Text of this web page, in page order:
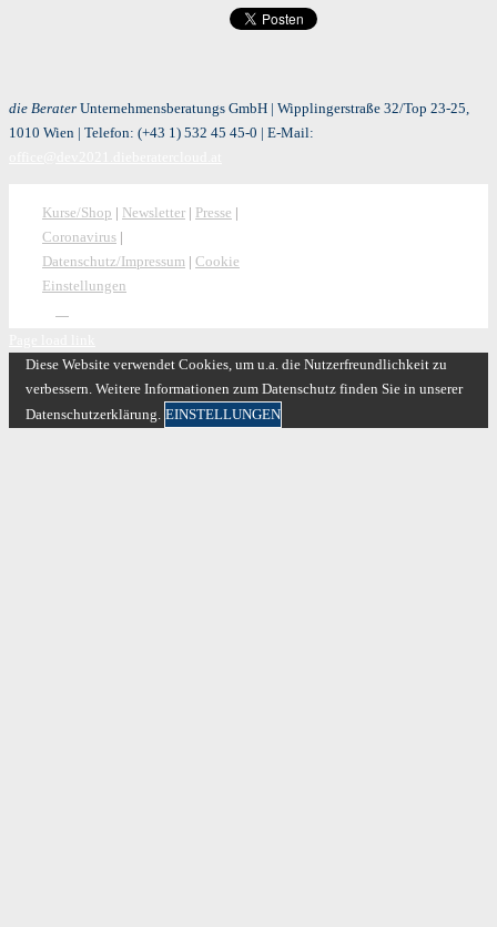
die Berater Unternehmensberatungs GmbH | Wipplingerstraße 32/Top 23-25,
1010 Wien | Telefon: (+43 1) 532 45 45-0 | E-Mail:
Kurse/Shop | Newsletter | Presse |
Coronavirus |
Datenschutz/Impressum | Cookie
Einstellungen
Diese Website verwendet Cookies, um u.a. die Nutzerfreundlichkeit zu
verbessern. Weitere Informationen zum Datenschutz finden Sie in unserer
Datenschutzerklärung. EINSTELLUNGEN